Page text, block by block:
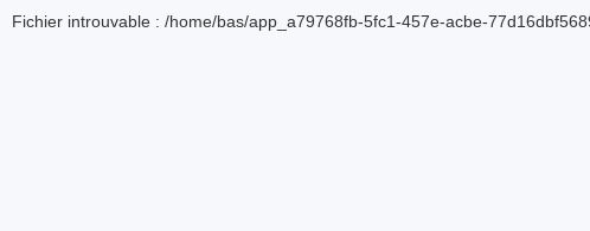
Fichier introuvable : /home/bas/app_a79768fb-5fc1-457e-acbe-